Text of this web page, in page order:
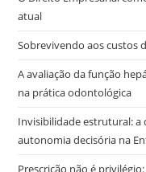
atual
Sobrevivendo aos custos
A avaliação da função
na prática odontológica
Invisibilidade estrutural: a
autonomia decisória na
Prescrição não é